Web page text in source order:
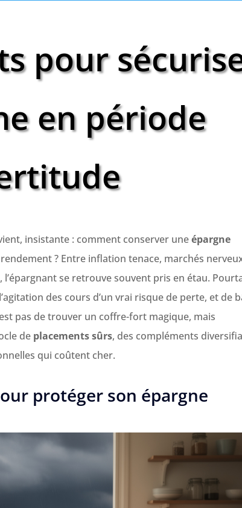
pour
en période
insistante : comment conserver uneépargne
? Entre inflation tenace, marchés
se retrouve souvent pris en étau.
des cours d’un vrai risque de perte, et de
pas de trouver un coffre-fort magique, mais
de placements sûrs, des compléments
qui coûtent cher.
protéger son épargne